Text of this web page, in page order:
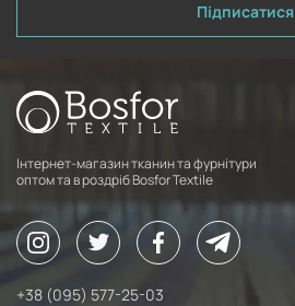
Підписатися
Інтернет-магазин тканин та фурнітури
оптом та в роздріб Bosfor Textile
+38 (095) 577-25-03